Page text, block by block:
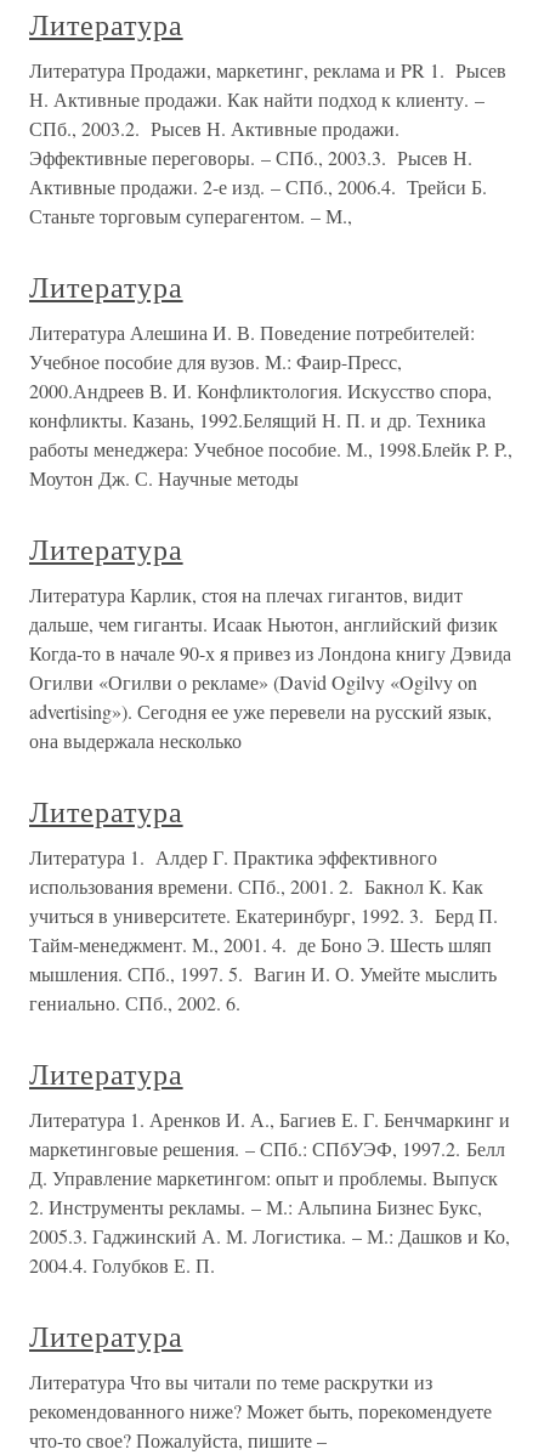
Литература
Литература Продажи, маркетинг, реклама и PR 1. Рысев
Н. Активные продажи. Как найти подход к клиенту. –
СПб., 2003.2. Рысев Н. Активные продажи.
Эффективные переговоры. – СПб., 2003.3. Рысев Н.
Активные продажи. 2-е изд. – СПб., 2006.4. Трейси Б.
Станьте торговым суперагентом. – М.,
Литература
Литература Алешина И. В. Поведение потребителей:
Учебное пособие для вузов. М.: Фаир-Пресс,
2000.Андреев В. И. Конфликтология. Искусство спора,
конфликты. Казань, 1992.Белящий Н. П. и др. Техника
работы менеджера: Учебное пособие. М., 1998.Блейк P. P.,
Моутон Дж. С. Научные методы
Литература
Литература Карлик, стоя на плечах гигантов, видит
дальше, чем гиганты. Исаак Ньютон, английский физик
Когда-то в начале 90-х я привез из Лондона книгу Дэвида
Огилви «Огилви о рекламе» (David Ogilvy «Ogilvy on
advertising»). Сегодня ее уже перевели на русский язык,
она выдержала несколько
Литература
Литература 1. Алдер Г. Практика эффективного
использования времени. СПб., 2001. 2. Бакнол К. Как
учиться в университете. Екатеринбург, 1992. 3. Берд П.
Тайм-менеджмент. М., 2001. 4. де Боно Э. Шесть шляп
мышления. СПб., 1997. 5. Вагин И. О. Умейте мыслить
гениально. СПб., 2002. 6.
Литература
Литература 1. Аренков И. А., Багиев Е. Г. Бенчмаркинг и
маркетинговые решения. – СПб.: СПбУЭФ, 1997.2. Белл
Д. Управление маркетингом: опыт и проблемы. Выпуск
2. Инструменты рекламы. – М.: Альпина Бизнес Букс,
2005.3. Гаджинский А. М. Логистика. – М.: Дашков и Ко,
2004.4. Голубков Е. П.
Литература
Литература Что вы читали по теме раскрутки из
рекомендованного ниже? Может быть, порекомендуете
что-то свое? Пожалуйста, пишите –